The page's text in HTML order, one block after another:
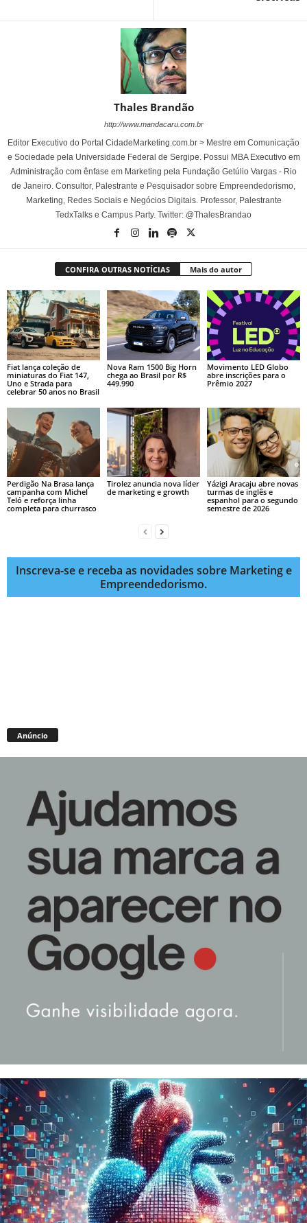
Thales Brandão
http://www.mandacaru.com.br
Editor Executivo do Portal CidadeMarketing.com.br > Mestre em Comunicação
e Sociedade pela Universidade Federal de Sergipe. Possui MBA Executivo em
Administração com ênfase em Marketing pela Fundação Getúlio Vargas - Rio
de Janeiro. Consultor, Palestrante e Pesquisador sobre Empreendedorismo,
Marketing, Redes Sociais e Negócios Digitais. Professor, Palestrante
TedxTalks e Campus Party. Twitter: @ThalesBrandao
CONFIRA OUTRAS NOTÍCIAS Mais do autor
Fiat lança coleção de
miniaturas do Fiat 147,
Uno e Strada para
celebrar 50 anos no Brasil
Nova Ram 1500 Big Horn
chega ao Brasil por R$
449.990
Movimento LED Globo
abre inscrições para o
Prêmio 2027
Perdigão Na Brasa lança
campanha com Michel
Teló e reforça linha
completa para churrasco
Tirolez anuncia nova líder
de marketing e growth
Yázigi Aracaju abre novas
turmas de inglês e
espanhol para o segundo
semestre de 2026
Inscreva-se e receba as novidades sobre Marketing e
Empreendedorismo.
Anúncio